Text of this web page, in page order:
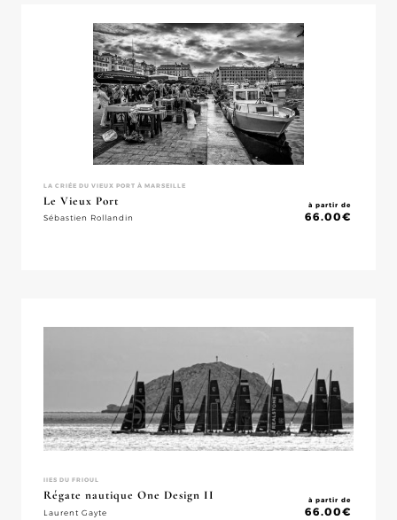
LA CRIÉE DU VIEUX PORT À MARSEILLE
Le Vieux Port
Sébastien Rollandin
à partir de
66.00€
IIES DU FRIOUL
Régate nautique One Design II
Laurent Gayte
à partir de
66.00€